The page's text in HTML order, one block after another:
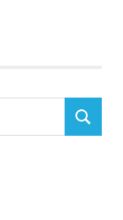
SUCHEN